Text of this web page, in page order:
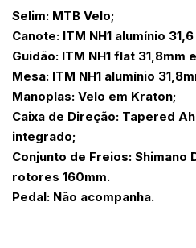
Selim: MTB Velo;
Canote: ITM NH1 alumínio
Guidão: ITM NH1 flat 31,8mm
Mesa: ITM NH1 alumínio
Manoplas: Velo em Kraton;
Caixa de Direção: Tapered
integrado;
Conjunto de Freios: Shimano
rotores 160mm.
Pedal: Não acompanha.